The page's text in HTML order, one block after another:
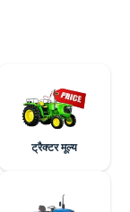
ट्रैक्टर मूल्य